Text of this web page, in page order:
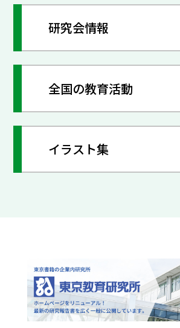
研究会情報
全国の教育活動
イラスト集